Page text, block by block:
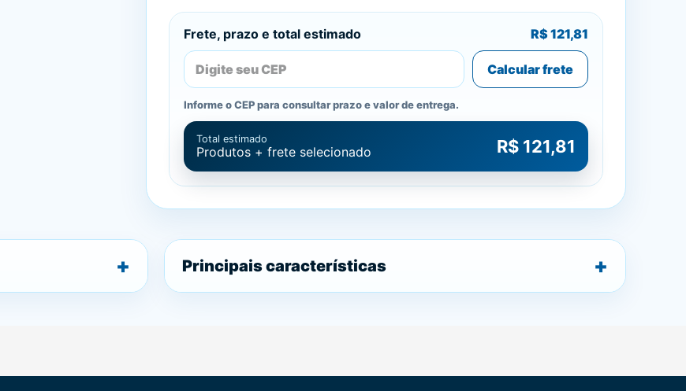
Frete, prazo e total estimado R$ 121,81
Calcular frete
Informe o CEP para consultar prazo e valor de entrega.
Total estimado
Produtos + frete selecionado R$ 121,81
Principais características